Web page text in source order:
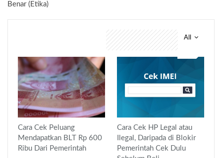
Benar (Etika)
All
Cara Cek Peluang
Mendapatkan BLT Rp 600
Ribu Dari Pemerintah
Cara Cek HP Legal atau
Ilegal, Daripada di Blokir
Pemerintah Cek Dulu